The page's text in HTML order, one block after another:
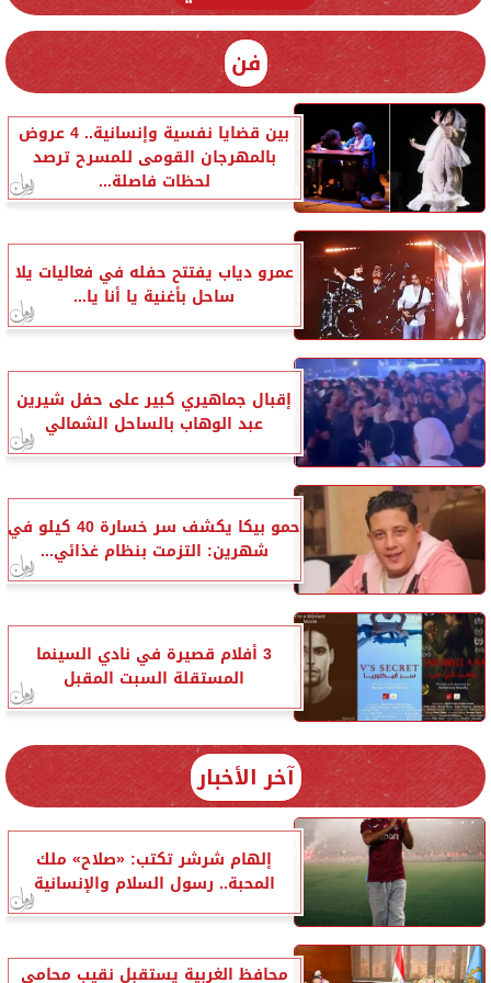
فن
بين قضايا نفسية وإنسانية.. 4 عروض
بالمهرجان القومى للمسرح ترصد
لحظات فاصلة...
عمرو دياب يفتتح حفله في فعاليات يلا
ساحل بأغنية يا أنا يا...
إقبال جماهيري كبير على حفل شيرين
عبد الوهاب بالساحل الشمالي
حمو بيكا يكشف سر خسارة 40 كيلو في
شهرين: التزمت بنظام غذائي...
3 أفلام قصيرة في نادي السينما
المستقلة السبت المقبل
آخر الأخبار
إلهام شرشر تكتب: «صلاح» ملك
المحبة.. رسول السلام والإنسانية
محافظ الغربية يستقبل نقيب محامي